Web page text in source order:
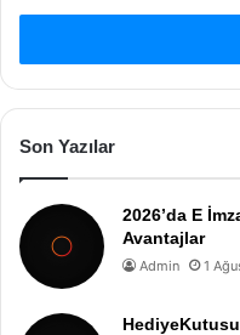
Son Yazılar
2026’da E
Avantajlar
Admin 1
HediyeKutusu